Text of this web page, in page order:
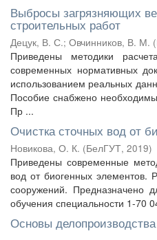
Выбросы загрязняющих
строительных работ
Децук, В. С.; Овчинников, В. М. (
Приведены методики
современных нормативных
использованием реальных
Пособие снабжено
Пр ...
Очистка сточных вод от
Новикова, О. К. (БелГУТ, 2019)
Приведены современные
вод от биогенных элементов.
сооружений. Предназначено
обучения специальности 1-70
Основы